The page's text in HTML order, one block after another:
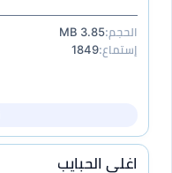
الحجم:3.85 MB
إستماع:1849
اغلى الحبايب